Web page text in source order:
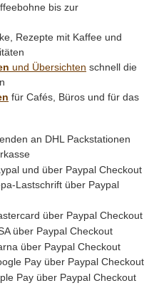
bis zur
Rezepte mit Kaffee und
und Übersichten schnell die
für Cafés, Büros und für das